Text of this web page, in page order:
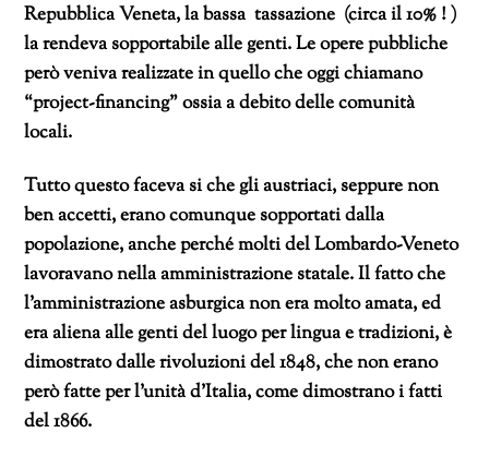
Repubblica Veneta, la bassa tassazione (circa il 10% ! )
la rendeva sopportabile alle genti. Le opere pubbliche
però veniva realizzate in quello che oggi chiamano
“project-financing” ossia a debito delle comunità
locali.
Tutto questo faceva si che gli austriaci, seppure non
ben accetti, erano comunque sopportati dalla
popolazione, anche perché molti del Lombardo-Veneto
lavoravano nella amministrazione statale. Il fatto che
l’amministrazione asburgica non era molto amata, ed
era aliena alle genti del luogo per lingua e tradizioni, è
dimostrato dalle rivoluzioni del 1848, che non erano
però fatte per l’unità d’Italia, come dimostrano i fatti
del 1866.